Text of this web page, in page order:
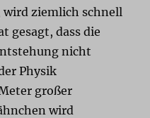
wird ziemlich schnell
gesagt, dass die
nicht
Physik
großer
wird